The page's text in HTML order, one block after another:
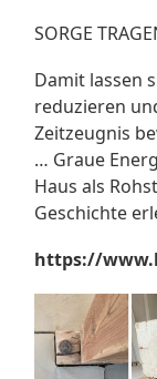
SORGE
Damit lassen
reduzieren
Zeitzeugnis
… Graue
Haus als
Geschichte
https://